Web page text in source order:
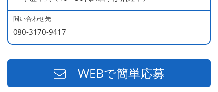
問い合わせ先
080-3170-9417
WEBで簡単応募